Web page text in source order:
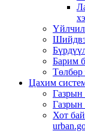
Барим
Төлбөр
Цахим
Газрын
Хот